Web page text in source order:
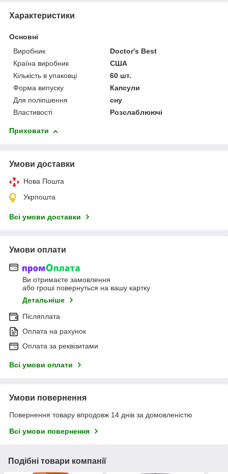
Характеристики
Основні
Виробник
Doctor's Best
Країна виробник
США
Кількість в упаковці
60 шт.
Форма випуску
Капсули
Для поліпшення
сну
Властивості
Розслаблюючі
Приховати
Умови доставки
Нова Пошта
Укрпошта
Всі умови доставки
Умови оплати
Ви отримаєте замовлення
або гроші повернуться на вашу картку
Детальніше
Післяплата
Оплата на рахунок
Оплата за реквізитами
Всі умови оплати
Умови повернення
Повернення товару впродовж 14 днів за домовленістю
Всі умови повернення
Подібні товари компанії